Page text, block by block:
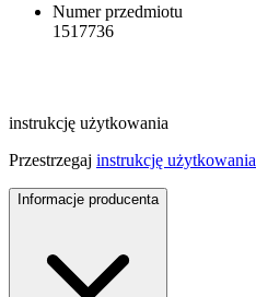
Numer przedmiotu
1517736
instrukcję użytkowania
Przestrzegaj instrukcję użytkowania
Informacje producenta